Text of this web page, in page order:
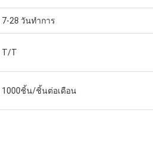
7-28 วันทําการ
T/T
1000ชิ้น/ชิ้นต่อเดือน